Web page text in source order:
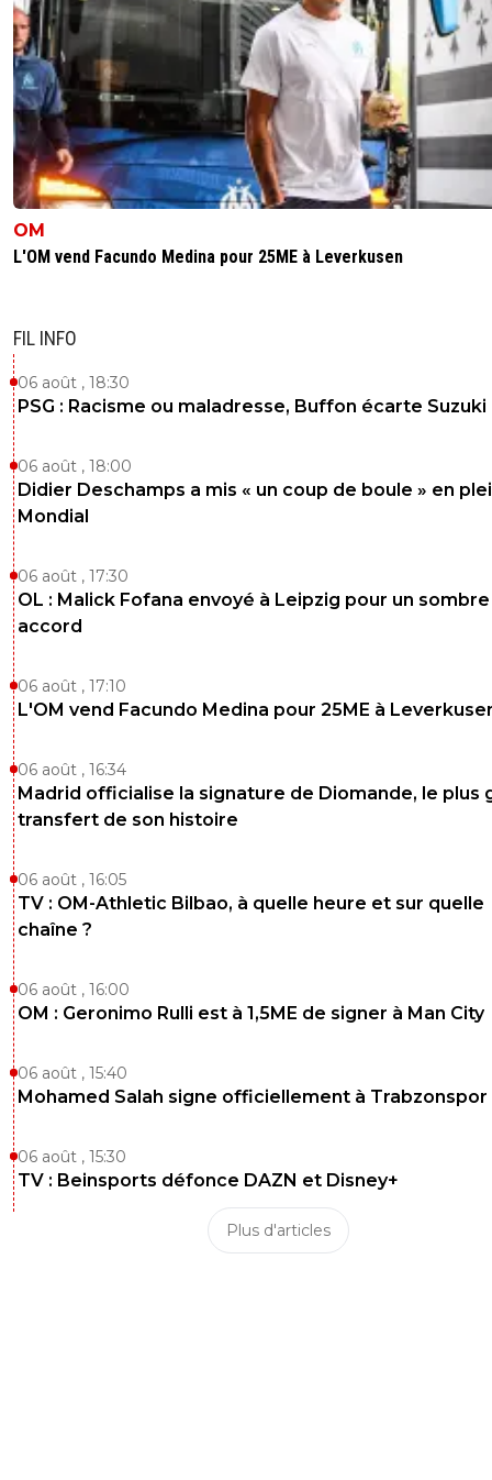
OM
L'OM vend Facundo Medina pour 25ME à Leverkusen
FIL INFO
06 août , 18:30
PSG : Racisme ou maladresse, Buffon écarte Suzuki
06 août , 18:00
Didier Deschamps a mis « un coup de boule » en
Mondial
06 août , 17:30
OL : Malick Fofana envoyé à Leipzig pour un sombre
accord
06 août , 17:10
L'OM vend Facundo Medina pour 25ME à
06 août , 16:34
Madrid officialise la signature de Diomande, le plus
transfert de son histoire
06 août , 16:05
TV : OM-Athletic Bilbao, à quelle heure et sur quelle
chaîne ?
06 août , 16:00
OM : Geronimo Rulli est à 1,5ME de signer à Man City
06 août , 15:40
Mohamed Salah signe officiellement à Trabzonspor
06 août , 15:30
TV : Beinsports défonce DAZN et Disney+
Plus d'articles